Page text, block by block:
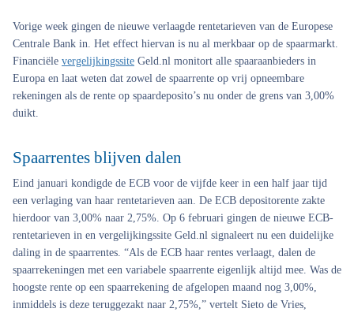
Vorige week gingen de nieuwe verlaagde rentetarieven van de Europese
Centrale Bank in. Het effect hiervan is nu al merkbaar op de spaarmarkt.
Financiële vergelijkingssite Geld.nl monitort alle spaaraanbieders in
Europa en laat weten dat zowel de spaarrente op vrij opneembare
rekeningen als de rente op spaardeposito’s nu onder de grens van 3,00%
duikt.
Spaarrentes blijven dalen
Eind januari kondigde de ECB voor de vijfde keer in een half jaar tijd
een verlaging van haar rentetarieven aan. De ECB depositorente zakte
hierdoor van 3,00% naar 2,75%. Op 6 februari gingen de nieuwe ECB-
rentetarieven in en vergelijkingssite Geld.nl signaleert nu een duidelijke
daling in de spaarrentes. “Als de ECB haar rentes verlaagt, dalen de
spaarrekeningen met een variabele spaarrente eigenlijk altijd mee. Was de
hoogste rente op een spaarrekening de afgelopen maand nog 3,00%,
inmiddels is deze teruggezakt naar 2,75%,” vertelt Sieto de Vries,